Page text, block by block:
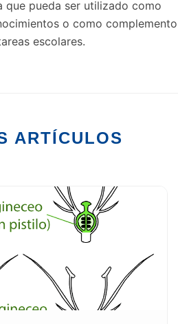
que pueda ser utilizado como
o como complemento
escolares.
ARTÍCULOS